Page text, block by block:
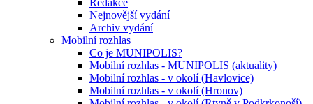
Redakce
Nejnovější vydání
Archiv vydání
Mobilní rozhlas
Co je MUNIPOLIS?
Mobilní rozhlas - MUNIPOLIS (aktuality)
Mobilní rozhlas - v okolí (Havlovice)
Mobilní rozhlas - v okolí (Hronov)